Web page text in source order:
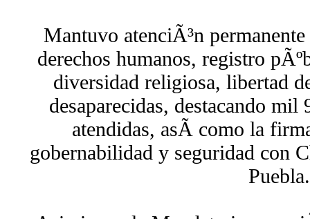
Mantuvo atenciÃ³n
derechos humanos, registro
diversidad religiosa, libertad
desaparecidas, destacando mil
atendidas, asÃ­ como la
gobernabilidad y seguridad con
Puebla.